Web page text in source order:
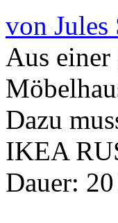
von Jules
Aus einer
Dazu
IKEA
Dauer: